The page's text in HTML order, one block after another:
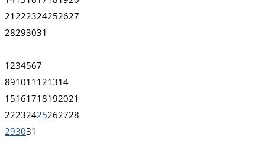
21 222324252627
28293031
1 234567
891011 121314
15161718192021
22232425262728
293031